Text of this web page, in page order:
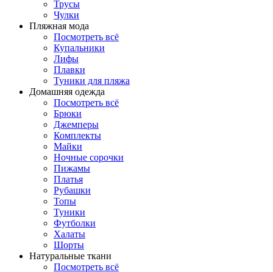
Трусы
Чулки
Пляжная мода
Посмотреть всё
Купальники
Лифы
Плавки
Туники для пляжа
Домашняя одежда
Посмотреть всё
Брюки
Джемперы
Комплекты
Майки
Ночные сорочки
Пижамы
Платья
Рубашки
Топы
Туники
Футболки
Халаты
Шорты
Натуральные ткани
Посмотреть всё